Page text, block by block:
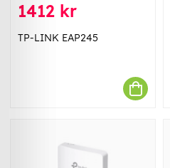
1412 kr
TP-LINK EAP245